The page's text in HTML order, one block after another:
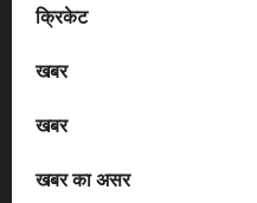
क्रिकेट
खबर
खबर
खबर का असर